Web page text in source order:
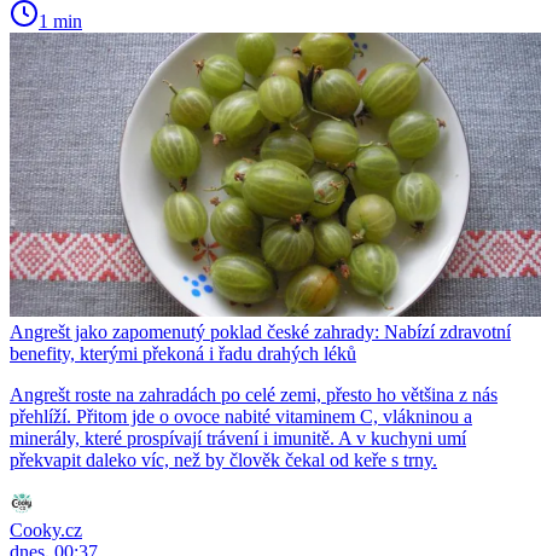
1 min
Angrešt jako zapomenutý poklad české zahrady: Nabízí zdravotní
benefity, kterými překoná i řadu drahých léků
Angrešt roste na zahradách po celé zemi, přesto ho většina z nás
přehlíží. Přitom jde o ovoce nabité vitaminem C, vlákninou a
minerály, které prospívají trávení i imunitě. A v kuchyni umí
překvapit daleko víc, než by člověk čekal od keře s trny.
Cooky.cz